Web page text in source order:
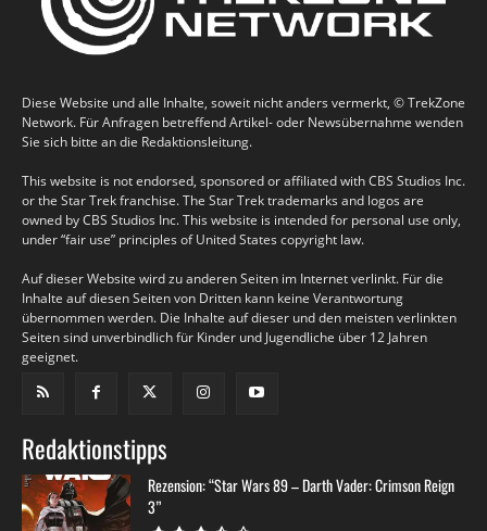
Diese Website und alle Inhalte, soweit nicht anders vermerkt, © TrekZone
Network. Für Anfragen betreffend Artikel- oder Newsübernahme wenden
Sie sich bitte an die Redaktionsleitung.
This website is not endorsed, sponsored or affiliated with CBS Studios Inc.
or the Star Trek franchise. The Star Trek trademarks and logos are
owned by CBS Studios Inc. This website is intended for personal use only,
under “fair use” principles of United States copyright law.
Auf dieser Website wird zu anderen Seiten im Internet verlinkt. Für die
Inhalte auf diesen Seiten von Dritten kann keine Verantwortung
übernommen werden. Die Inhalte auf dieser und den meisten verlinkten
Seiten sind unverbindlich für Kinder und Jugendliche über 12 Jahren
geeignet.
Redaktionstipps
Rezension: “Star Wars 89 – Darth Vader: Crimson Reign
3”